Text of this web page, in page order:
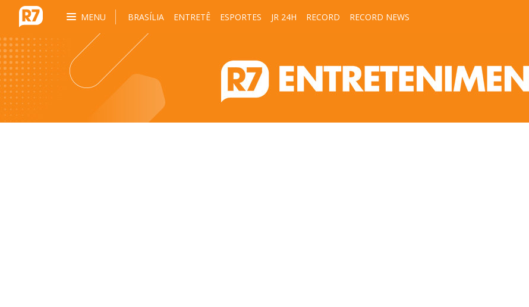
MENU BRASÍLIA ENTRETÊ ESPORTES JR 24H RECORD RECORD NEWS